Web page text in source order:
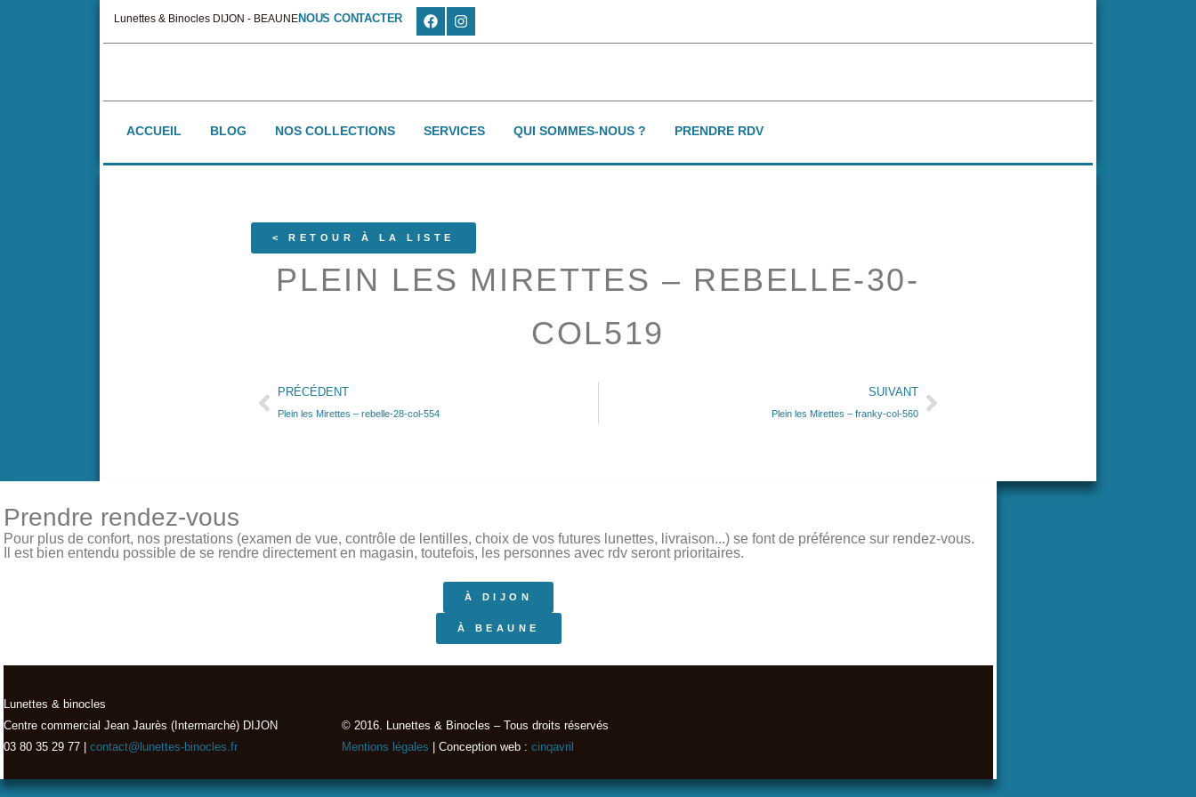
Lunettes & Binocles DIJON - BEAUNENOUS CONTACTER
ACCUEIL BLOG NOS COLLECTIONS SERVICES QUI SOMMES-NOUS ? PRENDRE RDV
< RETOUR À LA LISTE
PLEIN LES MIRETTES – REBELLE-30-
COL519
PRÉCÉDENT
Plein les Mirettes – rebelle-28-col-554
SUIVANT
Plein les Mirettes – franky-col-560
Prendre rendez-vous
Pour plus de confort, nos prestations (examen de vue, contrôle de lentilles, choix de vos futures lunettes, livraison...) se font de préférence sur rendez-vous.
Il est bien entendu possible de se rendre directement en magasin, toutefois, les personnes avec rdv seront prioritaires.
À DIJON
À BEAUNE
Lunettes & binocles
Centre commercial Jean Jaurès (Intermarché) DIJON
03 80 35 29 77 |
contact@lunettes-binocles.fr
© 2016. Lunettes & Binocles – Tous droits réservés​
Mentions légales | Conception web : cinqavril